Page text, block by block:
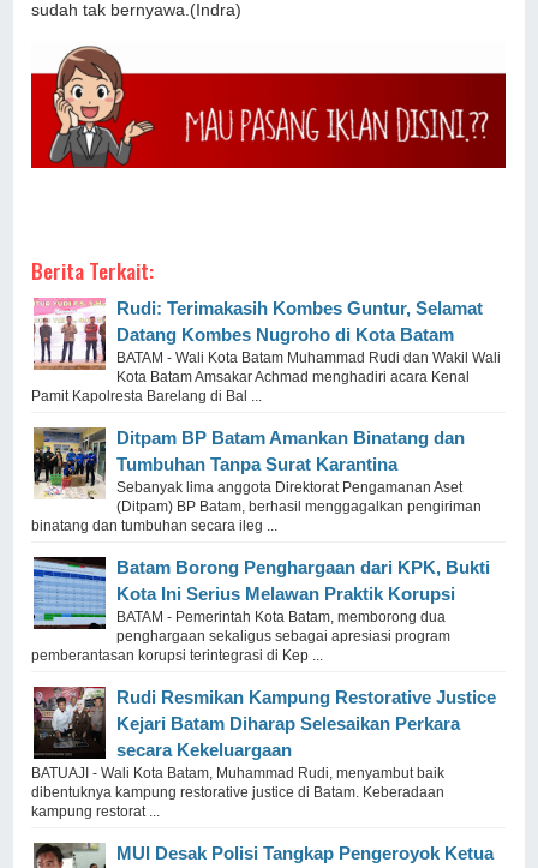
sudah tak bernyawa.(Indra)
Berita Terkait:
Rudi: Terimakasih Kombes Guntur, Selamat
Datang Kombes Nugroho di Kota Batam
BATAM - Wali Kota Batam Muhammad Rudi dan Wakil Wali
Kota Batam Amsakar Achmad menghadiri acara Kenal
Pamit Kapolresta Barelang di Bal ...
Ditpam BP Batam Amankan Binatang dan
Tumbuhan Tanpa Surat Karantina
Sebanyak lima anggota Direktorat Pengamanan Aset
(Ditpam) BP Batam, berhasil menggagalkan pengiriman
binatang dan tumbuhan secara ileg ...
Batam Borong Penghargaan dari KPK, Bukti
Kota Ini Serius Melawan Praktik Korupsi
BATAM - Pemerintah Kota Batam, memborong dua
penghargaan sekaligus sebagai apresiasi program
pemberantasan korupsi terintegrasi di Kep ...
Rudi Resmikan Kampung Restorative Justice
Kejari Batam Diharap Selesaikan Perkara
secara Kekeluargaan
BATUAJI - Wali Kota Batam, Muhammad Rudi, menyambut baik
dibentuknya kampung restorative justice di Batam. Keberadaan
kampung restorat ...
MUI Desak Polisi Tangkap Pengeroyok Ketua